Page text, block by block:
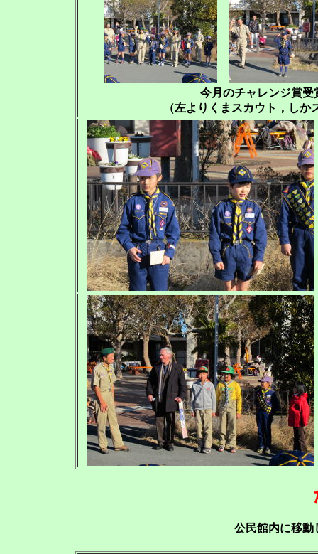
今月のチャレンジ賞
（左よりくまスカウト，し
公民館内に移動